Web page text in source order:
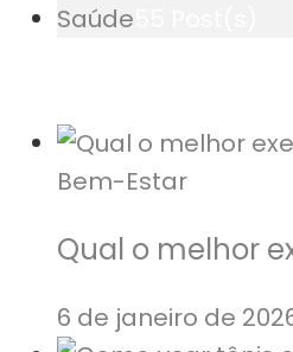
Saúde
Bem-Estar
Qual o melhor
6 de janeiro de